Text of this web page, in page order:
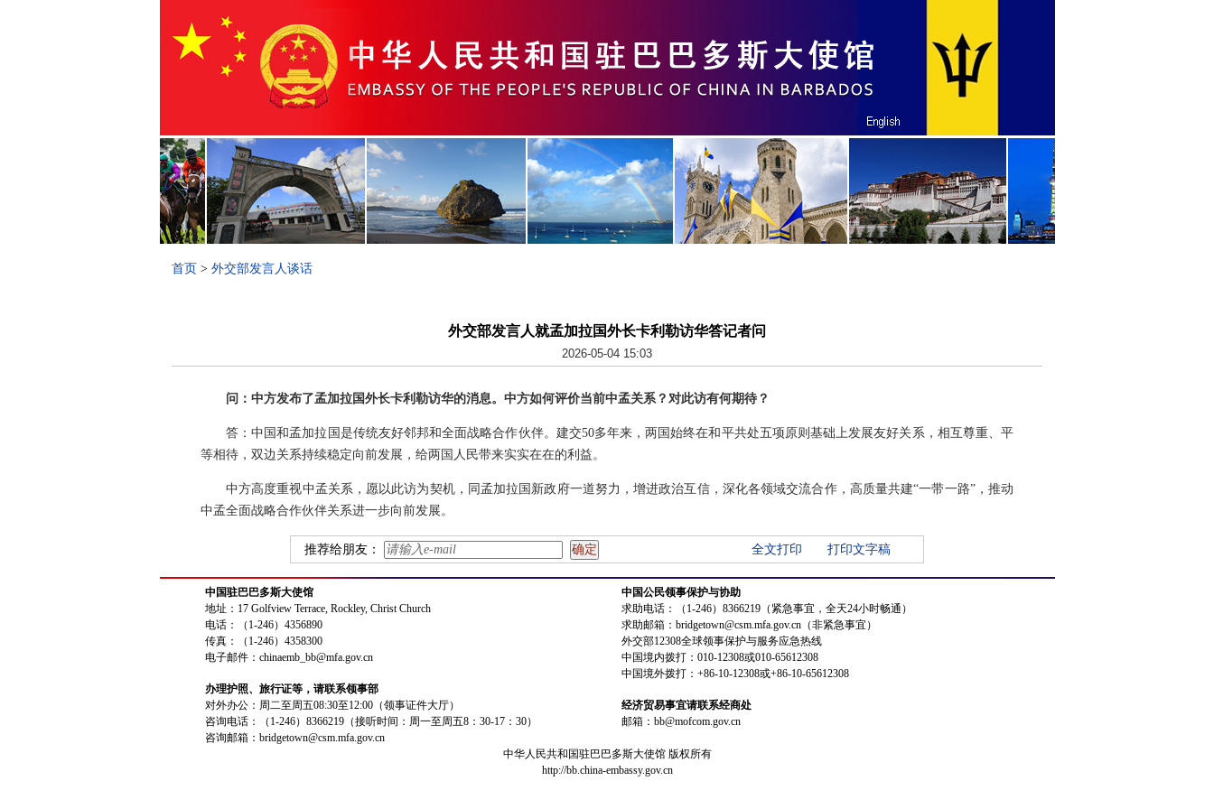
首页 > 外交部发言人谈话
外交部发言人就孟加拉国外长卡利勒访华答记者问
2026-05-04 15:03
问：中方发布了孟加拉国外长卡利勒访华的消息。中方如何评价当前中孟关系？对此访有何期待？
答：中国和孟加拉国是传统友好邻邦和全面战略合作伙伴。建交50多年来，两国始终在和平共处五项原则基础上发展友好关系，相互尊重、平
等相待，双边关系持续稳定向前发展，给两国人民带来实实在在的利益。
中方高度重视中孟关系，愿以此访为契机，同孟加拉国新政府一道努力，增进政治互信，深化各领域交流合作，高质量共建“一带一路”，推动
中孟全面战略合作伙伴关系进一步向前发展。
推荐给朋友： 全文打印 打印文字稿
中国驻巴巴多斯大使馆
地址：17 Golfview Terrace, Rockley, Christ Church
电话：（1-246）4356890
传真：（1-246）4358300
电子邮件：chinaemb_bb@mfa.gov.cn
办理护照、旅行证等，请联系领事部
对外办公：周二至周五08:30至12:00（领事证件大厅）
咨询电话：（1-246）8366219（接听时间：周一至周五8：30-17：30）
咨询邮箱：bridgetown@csm.mfa.gov.cn
中国公民领事保护与协助
求助电话：（1-246）8366219（紧急事宜，全天24小时畅通）
求助邮箱：bridgetown@csm.mfa.gov.cn（非紧急事宜）
外交部12308全球领事保护与服务应急热线
中国境内拨打：010-12308或010-65612308
中国境外拨打：+86-10-12308或+86-10-65612308
经济贸易事宜请联系经商处
邮箱：bb@mofcom.gov.cn
中华人民共和国驻巴巴多斯大使馆 版权所有
http://bb.china-embassy.gov.cn